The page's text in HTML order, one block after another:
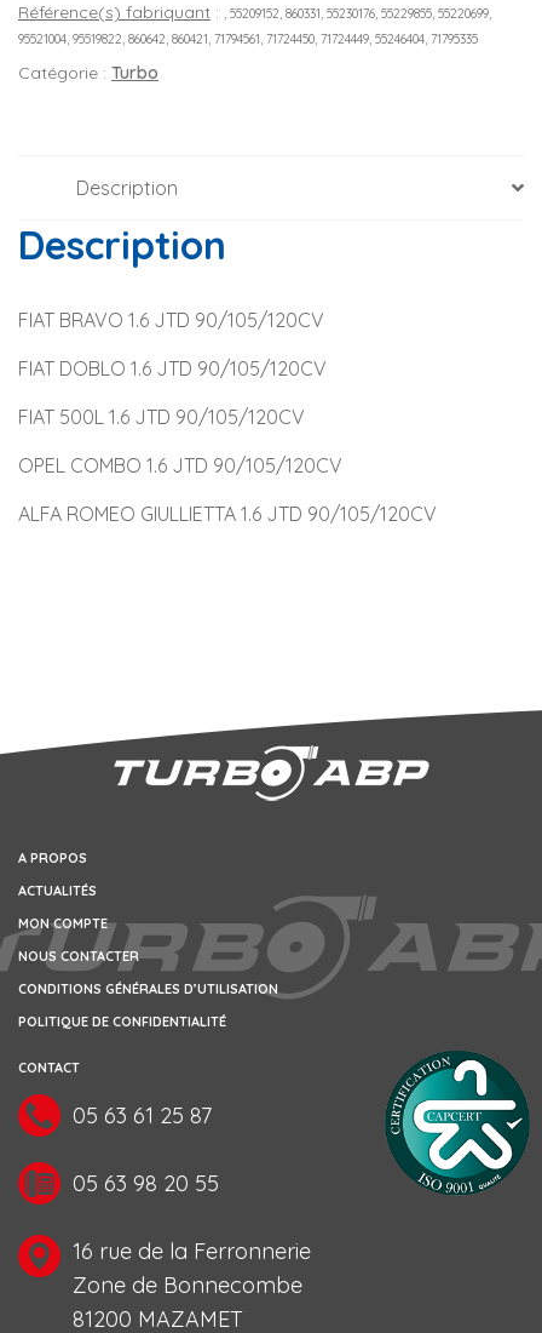
Référence(s) fabriquant : , 55209152, 860331, 55230176, 55229855, 55220699,
95521004, 95519822, 860642, 860421, 71794561, 71724450, 71724449, 55246404, 71795335
Catégorie : Turbo
Description
Description
FIAT BRAVO 1.6 JTD 90/105/120CV
FIAT DOBLO 1.6 JTD 90/105/120CV
FIAT 500L 1.6 JTD 90/105/120CV
OPEL COMBO 1.6 JTD 90/105/120CV
ALFA ROMEO GIULLIETTA 1.6 JTD 90/105/120CV
A PROPOS
ACTUALITÉS
MON COMPTE
NOUS CONTACTER
CONDITIONS GÉNÉRALES D’UTILISATION
POLITIQUE DE CONFIDENTIALITÉ
CONTACT
05 63 61 25 87
05 63 98 20 55
16 rue de la Ferronnerie
Zone de Bonnecombe
81200 MAZAMET